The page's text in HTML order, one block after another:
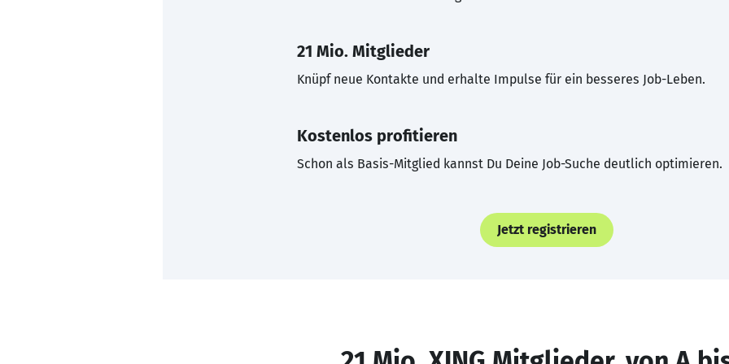
21 Mio. Mitglieder
Knüpf neue Kontakte und erhalte Impulse für ein besseres Job-Leben.
Kostenlos profitieren
Schon als Basis-Mitglied kannst Du Deine Job-Suche deutlich optimieren.
Jetzt registrieren